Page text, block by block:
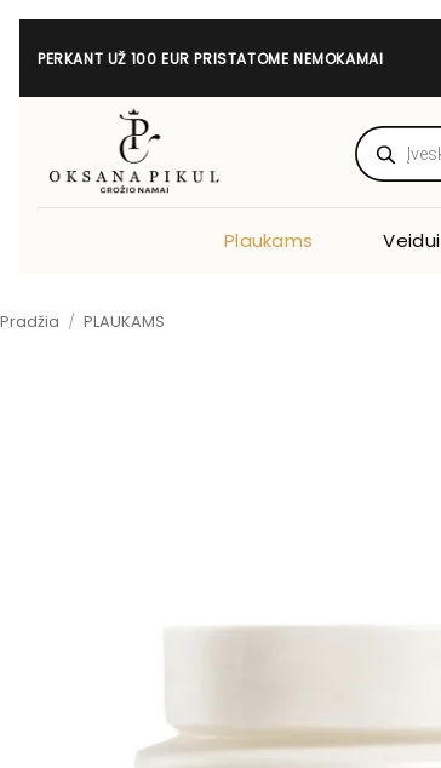
Skip
PERKANT UŽ 100 EUR PRISTATOME NEMOKAMAI
Products
search
Plaukams Veidui
Pradžia / PLAUKAMS